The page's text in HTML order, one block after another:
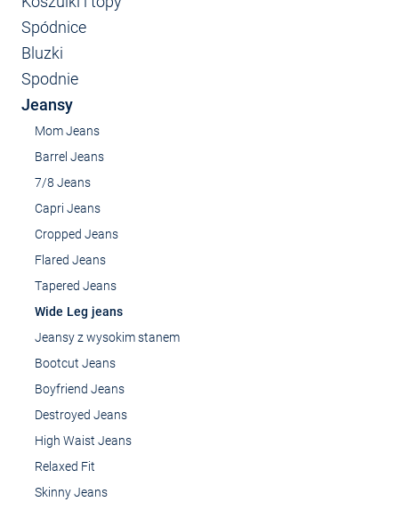
Spódnice
Bluzki
Spodnie
Jeansy
Mom Jeans
Barrel Jeans
7/8 Jeans
Capri Jeans
Cropped Jeans
Flared Jeans
Tapered Jeans
Wide Leg jeans
Jeansy z wysokim stanem
Bootcut Jeans
Boyfriend Jeans
Destroyed Jeans
High Waist Jeans
Relaxed Fit
Skinny Jeans